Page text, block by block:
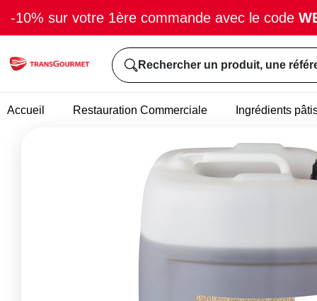
-10% sur votre 1ère commande avec le code
Rechercher un produit, une
Accueil Restauration Commerciale Ingrédients